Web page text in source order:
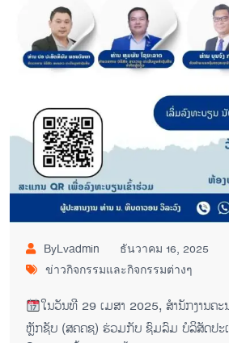
ByLvadmin
ธันวาคม 16, 2025
ข่าวกิจกรรมและกิจกรรมต่างๆ
ໃນວັນທີ 29 ເມສາ 2025, ສໍານັກງານຄ
ຫຼັກຊັບ (ສຄຄຊ) ຮ່ວມກັບ ຊົມລົມ ບໍລິສັດປະ